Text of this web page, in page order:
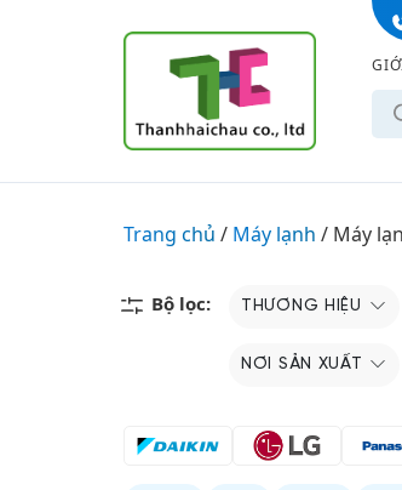
c
T
m
i
s
h
Trang chủ / Máy lạnh / Máy
Bộ lọc: THƯƠNG HIỆU
NƠI SẢN XUẤT